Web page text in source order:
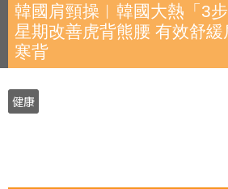
韓國肩頸操︱韓國大熱「3
星期改善虎背熊腰 有效舒
寒背
健康